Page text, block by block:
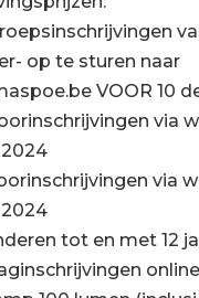
op te sturen naar
VOOR 10
via
via
tot en met 12